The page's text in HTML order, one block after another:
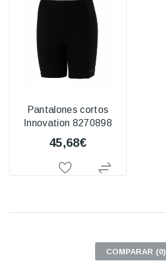
Pantalones cortos
Innovation 8270898
45,68€
COMPARAR (0)